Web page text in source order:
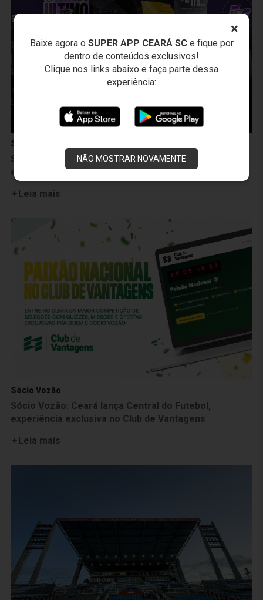
×
Baixe agora o SUPER APP CEARÁ SCe fique por
dentro de conteúdos exclusivos!
Clique nos links abaixo e faça parte dessa
experiência:
NÃO MOSTRAR NOVAMENTE
Sócio Vozão
Sócio Vozão lança condições especiais para adesões
e renovações na reta final de 2026
Leia mais
Sócio Vozão
Sócio Vozão: Ceará lança Central do Futebol,
experiência exclusiva no Club de Vantagens
Leia mais